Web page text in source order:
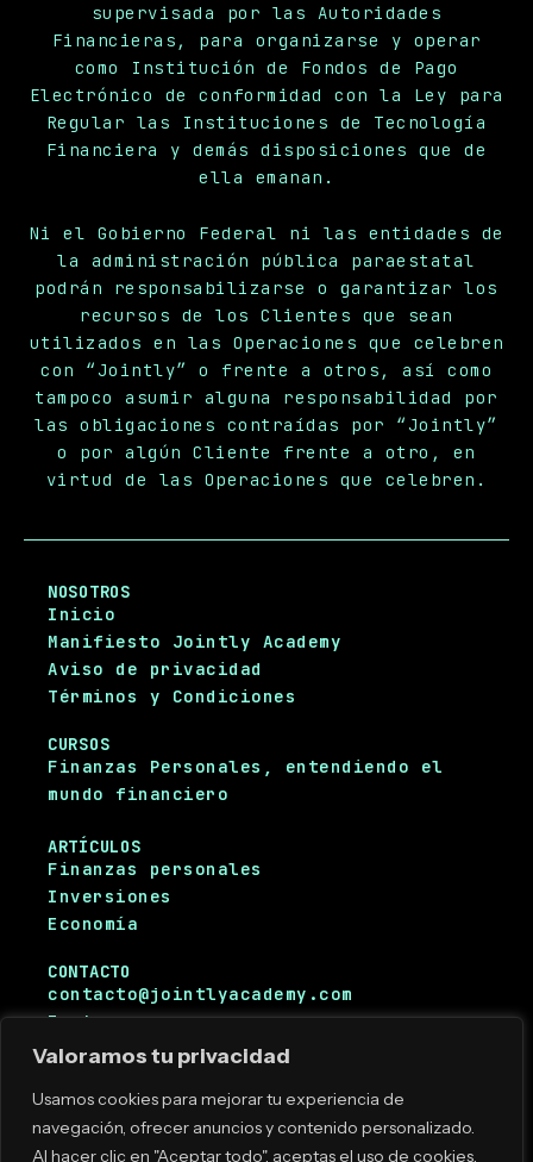
Valoramos tu privacidad
Usamos cookies para mejorar tu experiencia de
navegación, ofrecer anuncios y contenido personalizado.
Al hacer clic en "Aceptar todo", aceptas el uso de cookies.
supervisada por las Autoridades
Financieras, para organizarse y operar
como Institución de Fondos de Pago
Electrónico de conformidad con la Ley para
Regular las Instituciones de Tecnología
Financiera y demás disposiciones que de
ella emanan.
Ni el Gobierno Federal ni las entidades de
la administración pública paraestatal
podrán responsabilizarse o garantizar los
recursos de los Clientes que sean
utilizados en las Operaciones que celebren
con “Jointly” o frente a otros, así como
tampoco asumir alguna responsabilidad por
las obligaciones contraídas por “Jointly”
o por algún Cliente frente a otro, en
virtud de las Operaciones que celebren.
NOSOTROS
Inicio
Manifiesto Jointly Academy
Aviso de privacidad
Términos y Condiciones
CURSOS
Finanzas Personales, entendiendo el
mundo financiero
ARTÍCULOS
Finanzas personales
Inversiones
Economía
CONTACTO
contacto@jointlyacademy.com
Instagram
Facebook
Copyright © 2025. Jointly Academy. Todos